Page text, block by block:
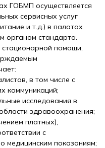
ГОБМП осуществляется
сервисных услуг
и т.д.) в палатах
органом стандарта.
помощи,
в том числе с
коммуникаций;
исследования в
здравоохранения;
платных),
с
медицинским показаниям;